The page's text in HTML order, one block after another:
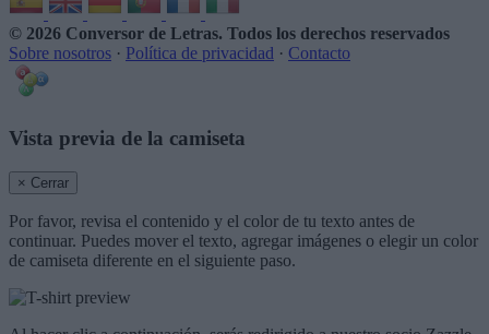
© 2026 Conversor de Letras. Todos los derechos reservados
Sobre nosotros · Política de privacidad · Contacto
Vista previa de la camiseta
× Cerrar
Por favor, revisa el contenido y el color de tu texto antes de
continuar. Puedes mover el texto, agregar imágenes o elegir un color
de camiseta diferente en el siguiente paso.